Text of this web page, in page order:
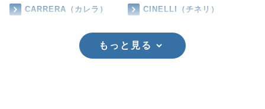
CARRERA（カレラ） CINELLI（チネリ）
もっと見る